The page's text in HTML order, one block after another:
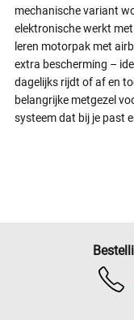
mechanische variant
elektronische werkt
leren motorpak met
extra bescherming –
dagelijks rijdt of af en
belangrijke metgezel
systeem dat bij je past